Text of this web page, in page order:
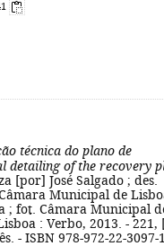
técnica do plano de
detailing of the recovery
[por] José Salgado ; des.
Municipal de
; fot. Câmara Municipal
: Verbo, 2013. - 221,
- ISBN 978-972-22-3097-1